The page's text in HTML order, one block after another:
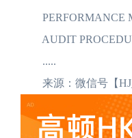
PERFORMANCE
AUDIT
.....
来源：微信号【